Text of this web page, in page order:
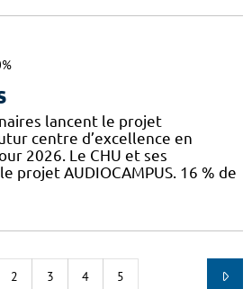
lancent le projet
centre d’excellence en
2026. Le CHU et ses
projet AUDIOCAMPUS. 16 % de
2 3 4 5